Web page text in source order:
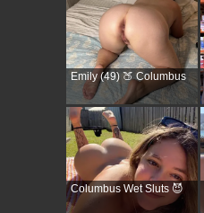
Emily (49) 🍑 Columbus
Columbus Wet Sluts 😈